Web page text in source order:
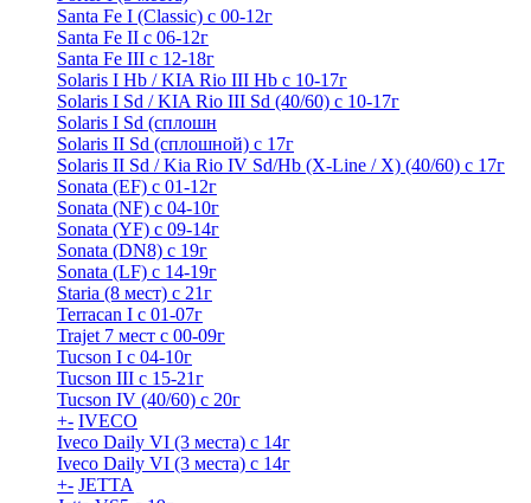
Santa Fe I (Classic) с 00-12г
Santa Fe II с 06-12г
Santa Fe III c 12-18г
Solaris I Hb / KIA Rio III Hb с 10-17г
Solaris I Sd / KIA Rio III Sd (40/60) с 10-17г
Solaris I Sd (сплошн
Solaris II Sd (сплошной) с 17г
Solaris II Sd / Kia Rio IV Sd/Hb (X-Line / X) (40/60) с 17г
Sonata (EF) с 01-12г
Sonata (NF) с 04-10г
Sonata (YF) с 09-14г
Sonata (DN8) с 19г
Sonata (LF) с 14-19г
Staria (8 мест) c 21г
Terracan I c 01-07г
Trajet 7 мест с 00-09г
Tucson I c 04-10г
Tucson III с 15-21г
Tucson IV (40/60) с 20г
+- IVECO
Iveco Daily VI (3 места) с 14г
Iveco Daily VI (3 места) с 14г
+- JETTA